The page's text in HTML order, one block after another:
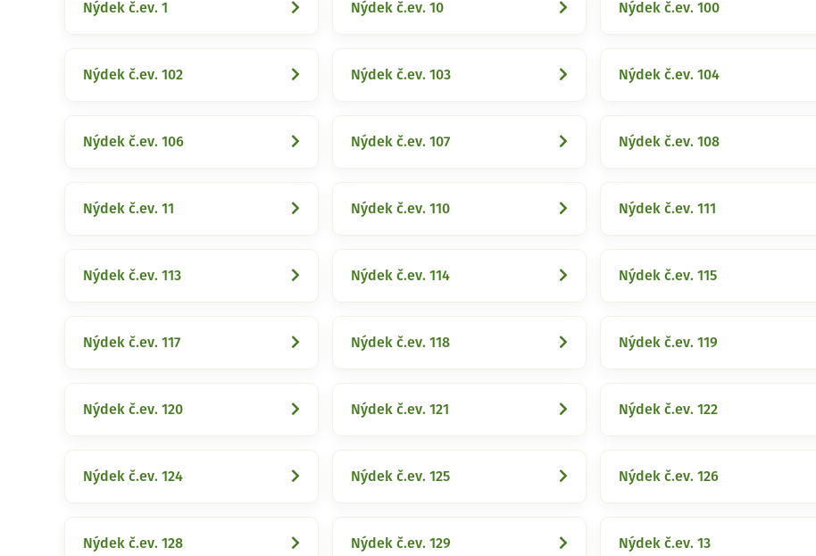
Nýdek č.ev. 1 Nýdek č.ev. 10 Nýdek č.ev. 100
Nýdek č.ev. 102 Nýdek č.ev. 103 Nýdek č.ev. 104
Nýdek č.ev. 106 Nýdek č.ev. 107 Nýdek č.ev. 108
Nýdek č.ev. 11 Nýdek č.ev. 110 Nýdek č.ev. 111
Nýdek č.ev. 113 Nýdek č.ev. 114 Nýdek č.ev. 115
Nýdek č.ev. 117 Nýdek č.ev. 118 Nýdek č.ev. 119
Nýdek č.ev. 120 Nýdek č.ev. 121 Nýdek č.ev. 122
Nýdek č.ev. 124 Nýdek č.ev. 125 Nýdek č.ev. 126
Nýdek č.ev. 128 Nýdek č.ev. 129 Nýdek č.ev. 13